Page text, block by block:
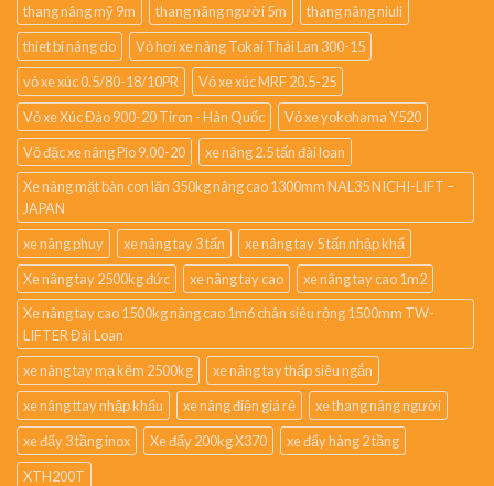
thang nâng mỹ 9m
thang nâng người 5m
thang nâng niuli
thiet bi nâng do
Vỏ hơi xe nâng Tokai Thái Lan 300-15
vỏ xe xúc 0.5/80-18/10PR
Vỏ xe xúc MRF 20.5-25
Vỏ xe Xúc Đào 900-20 Tiron - Hàn Quốc
Vỏ xe yokohama Y520
Vỏ đặc xe nâng Pio 9.00-20
xe nâng 2.5 tấn đài loan
Xe nâng mặt bàn con lăn 350kg nâng cao 1300mm NAL35 NICHI-LIFT –
JAPAN
xe nâng phuy
xe nâng tay 3 tấn
xe nâng tay 5 tấn nhập khẩ
Xe nâng tay 2500kg đức
xe nâng tay cao
xe nâng tay cao 1m2
Xe nâng tay cao 1500kg nâng cao 1m6 chân siêu rộng 1500mm TW-
LIFTER Đài Loan
xe nâng tay mạ kẽm 2500kg
xe nâng tay thấp siêu ngắn
xe nâng ttay nhập khẩu
xe nâng điện giá rẻ
xe thang nâng người
xe đẩy 3 tầng inox
Xe đẩy 200kg X370
xe đẩy hàng 2 tầng
XTH200T